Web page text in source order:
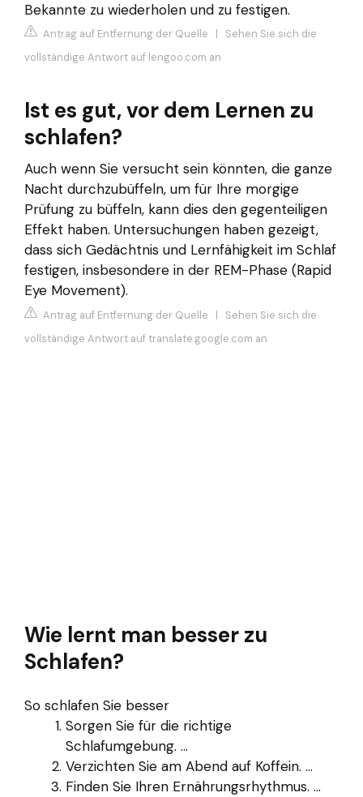
Bekannte zu wiederholen und zu festigen.
Antrag auf Entfernung der Quelle | Sehen Sie sich die
vollständige Antwort auf lengoo.com an
Ist es gut, vor dem Lernen zu
schlafen?
Auch wenn Sie versucht sein könnten, die ganze
Nacht durchzubüffeln, um für Ihre morgige
Prüfung zu büffeln, kann dies den gegenteiligen
Effekt haben. Untersuchungen haben gezeigt,
dass sich Gedächtnis und Lernfähigkeit im Schlaf
festigen, insbesondere in der REM-Phase (Rapid
Eye Movement).
Antrag auf Entfernung der Quelle | Sehen Sie sich die
vollständige Antwort auf translate.google.com an
Wie lernt man besser zu
Schlafen?
So schlafen Sie besser
Sorgen Sie für die richtige
Schlafumgebung. ...
Verzichten Sie am Abend auf Koffein. ...
Finden Sie Ihren Ernährungsrhythmus. ...